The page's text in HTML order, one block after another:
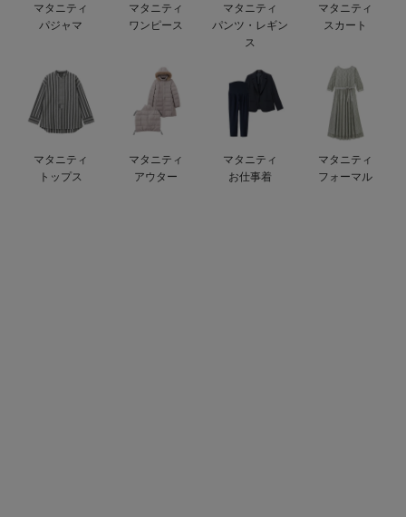
保育園・入園準備特集
ファルスカ
デロンギ
マタニティ
パジャマ
マタニティ
ワンピース
マタニティ
パンツ・レギン
ス
マタニティ
スカート
マタニティ
トップス
マタニティ
アウター
マタニティ
お仕事着
マタニティ
フォーマル